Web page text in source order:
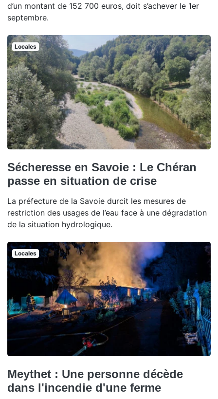
d’un montant de 152 700 euros, doit s’achever le 1er
septembre.
Locales
Sécheresse en Savoie : Le Chéran
passe en situation de crise
La préfecture de la Savoie durcit les mesures de
restriction des usages de l’eau face à une dégradation
de la situation hydrologique.
Locales
Meythet : Une personne décède
dans l'incendie d'une ferme